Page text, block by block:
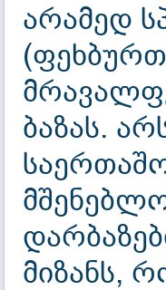
არამედ
ბაზას.
მიზანს,